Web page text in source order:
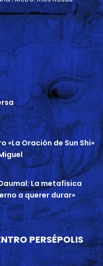
«La Oración de Sun Shi»
La metafísica
a querer durar»
PERSÉPOLIS